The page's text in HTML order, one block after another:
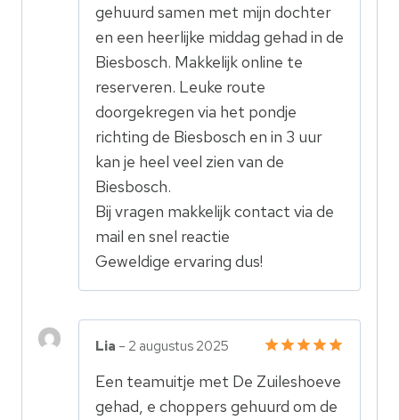
gehuurd samen met mijn dochter
en een heerlijke middag gehad in de
Biesbosch. Makkelijk online te
reserveren. Leuke route
doorgekregen via het pondje
richting de Biesbosch en in 3 uur
kan je heel veel zien van de
Biesbosch.
Bij vragen makkelijk contact via de
mail en snel reactie
Geweldige ervaring dus!
5uit 5
Lia – 2 augustus 2025
Een teamuitje met De Zuileshoeve
gehad, e choppers gehuurd om de